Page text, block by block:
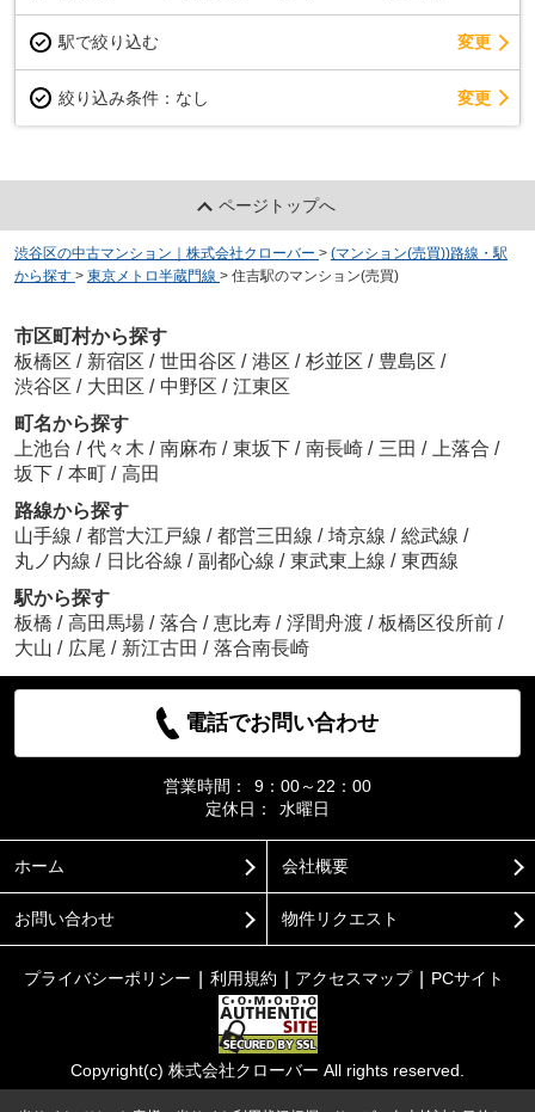
駅で絞り込む 変更
絞り込み条件： なし 変更
ページトップへ
渋谷区の中古マンション｜株式会社クローバー > (マンション(売買))路線・駅
から探す > 東京メトロ半蔵門線 > 住吉駅のマンション(売買)
市区町村から探す
板橋区 / 新宿区 / 世田谷区 / 港区 / 杉並区 / 豊島区 /
渋谷区 / 大田区 / 中野区 / 江東区
町名から探す
上池台 / 代々木 / 南麻布 / 東坂下 / 南長崎 / 三田 / 上落合 /
坂下 / 本町 / 高田
路線から探す
山手線 / 都営大江戸線 / 都営三田線 / 埼京線 / 総武線 /
丸ノ内線 / 日比谷線 / 副都心線 / 東武東上線 / 東西線
駅から探す
板橋 / 高田馬場 / 落合 / 恵比寿 / 浮間舟渡 / 板橋区役所前 /
大山 / 広尾 / 新江古田 / 落合南長崎
電話でお問い合わせ
営業時間：
9：00～22：00
定休日：
水曜日
ホーム 会社概要
お問い合わせ 物件リクエスト
プライバシーポリシー 利用規約 アクセスマップ PCサイト
Copyright(c) 株式会社クローバー All rights reserved.